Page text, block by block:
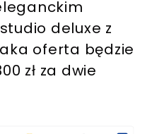
deluxe z
oferta będzie
zł za dwie